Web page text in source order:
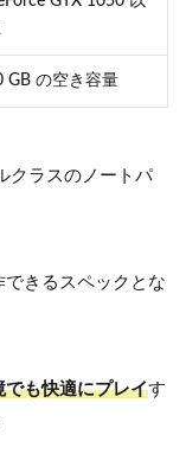
GB の空き容量
クラスのノートパ
きるスペックとな
でも快適にプレイす